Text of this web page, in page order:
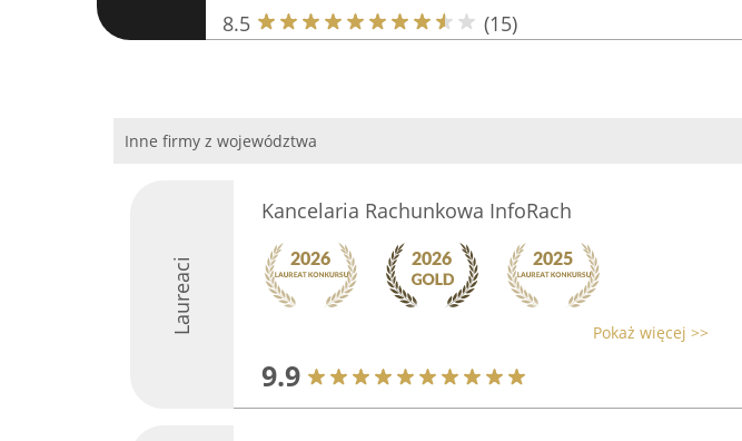
8.5 (15)
Inne firmy z województwa
Laureaci
Kancelaria Rachunkowa InfoRach
Pokaż więcej >>
9.9